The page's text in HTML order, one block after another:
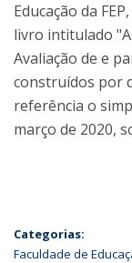
Educação da
livro intitulado
Avaliação de e
construídos por
referência o
março de 2020,
Categorias:
Faculdade de